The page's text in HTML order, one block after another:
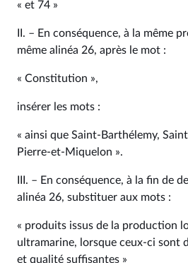
« et 74 »
II. – En conséquence, à la même
même alinéa 26, après le mot :
« Constitution »,
insérer les mots :
« ainsi que Saint-Barthélemy,
Pierre-et-Miquelon ».
III. – En conséquence, à la fin de
alinéa 26, substituer aux mots :
« produits issus de la production
ultramarine, lorsque ceux-ci sont
et qualité suffisantes »